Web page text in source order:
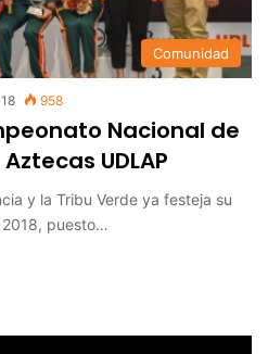
Comunidad
958
Nacional de
UDLAP
y la Tribu Verde ya festeja su
puesto…